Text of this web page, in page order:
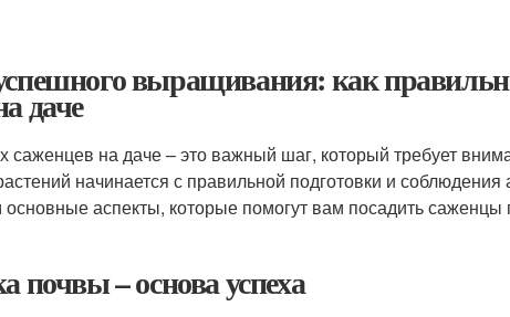
выращивания: как
даче
саженцев на даче – это важный шаг, который требует
начинается с правильной подготовки и соблюдения
аспекты, которые помогут вам посадить
почвы – основа успеха